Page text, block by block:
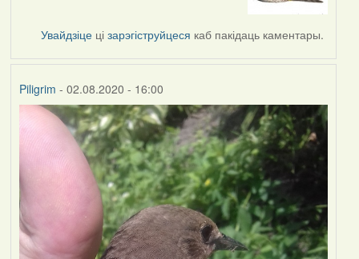
LightyУвайдзіце цізарэгіструйцеся каб пакідаць каментары.
Piligrim - 02.08.2020 - 16:00